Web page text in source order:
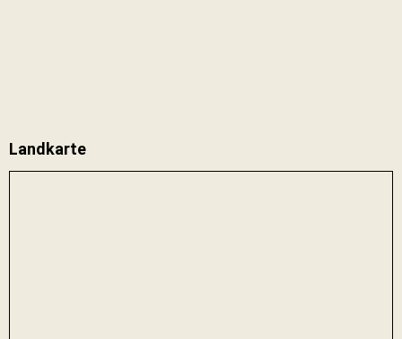
Landkarte